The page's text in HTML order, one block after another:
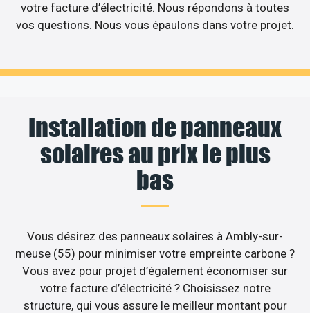
votre facture d’électricité. Nous répondons à toutes
vos questions. Nous vous épaulons dans votre projet.
Installation de panneaux
solaires au prix le plus
bas
Vous désirez des panneaux solaires à Ambly-sur-
meuse (55) pour minimiser votre empreinte carbone ?
Vous avez pour projet d’également économiser sur
votre facture d’électricité ? Choisissez notre
structure, qui vous assure le meilleur montant pour